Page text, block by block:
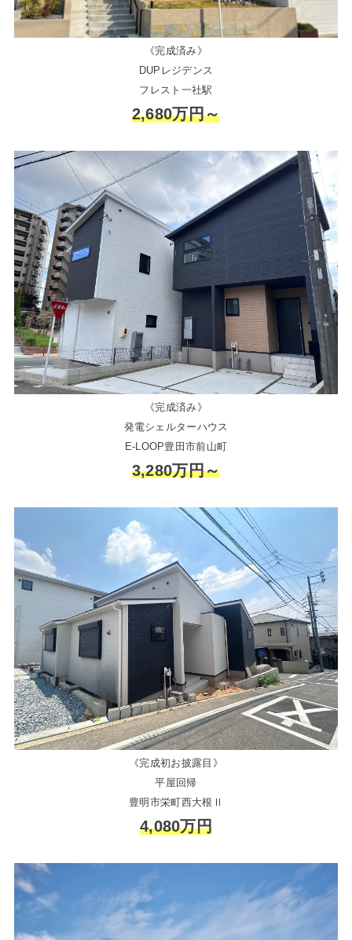
《完成済み》
DUPレジデンス
フレスト一社駅
2,680万円～
《完成済み》
発電シェルターハウス
E-LOOP豊田市前山町
3,280万円～
《完成初お披露目》
平屋回帰
豊明市栄町西大根Ⅱ
4,080万円